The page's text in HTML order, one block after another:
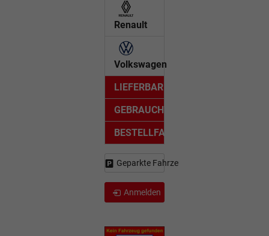
Renault
Volkswagen
LIEFERBAR
GEBRAUCHTWAGEN
BESTELLFAHRZEUG
Geparkte Fahrzeuge (
Anmelden